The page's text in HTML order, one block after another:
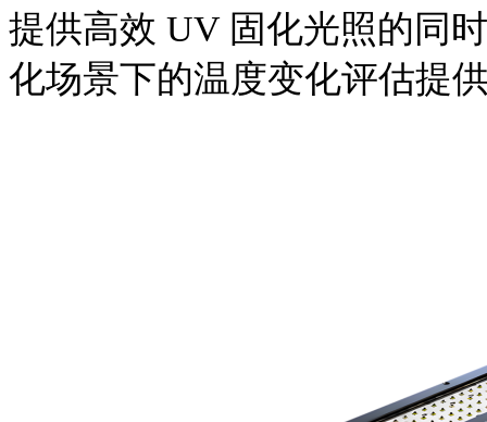
提供高效 UV 固化光照的同
化场景下的温度变化评估提